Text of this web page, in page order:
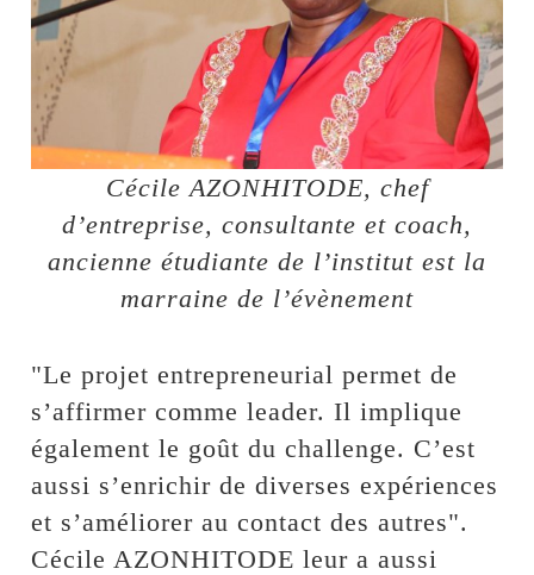
Cécile AZONHITODE, chef
d’entreprise, consultante et coach,
ancienne étudiante de l’institut est la
marraine de l’évènement
"Le projet entrepreneurial permet de
s’affirmer comme leader. Il implique
également le goût du challenge. C’est
aussi s’enrichir de diverses expériences
et s’améliorer au contact des autres".
Cécile AZONHITODE leur a aussi